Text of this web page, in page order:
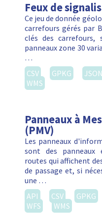
Feux de
Ce jeu de donnée
carrefours gérés par
clés des carrefours,
panneaux zone 30
…
CSV
GPKG JSON
WMS
Panneaux à
(PMV)
Les panneaux
sont des panneaux
routes qui affichent
de passage et, si
une …
API
CSV GPKG
WFS
WMS